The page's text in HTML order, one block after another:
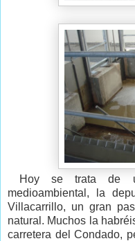
Hoy se trata de
medioambiental, la
Villacarrillo, un gran
natural. Muchos la
carretera del Condado,